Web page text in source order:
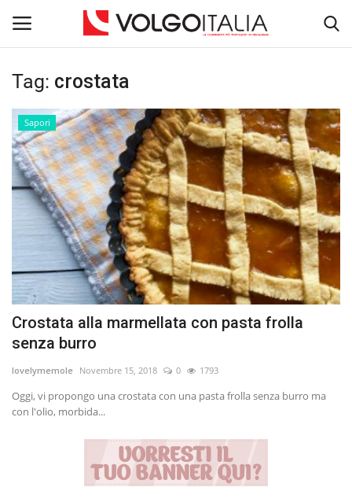
Accedi
Home
La Community
Territorio
Il Fondatore
Dicono di noi
Volgo Academy
Entra nel Team
Tecnologia
Tag: crostata
Sapori
Crostata alla marmellata con pasta frolla
senza burro
lovelymemole Novembre 15, 2018 0 1793
Oggi, vi propongo una crostata con una pasta frolla senza burro ma
con l'olio, morbida...